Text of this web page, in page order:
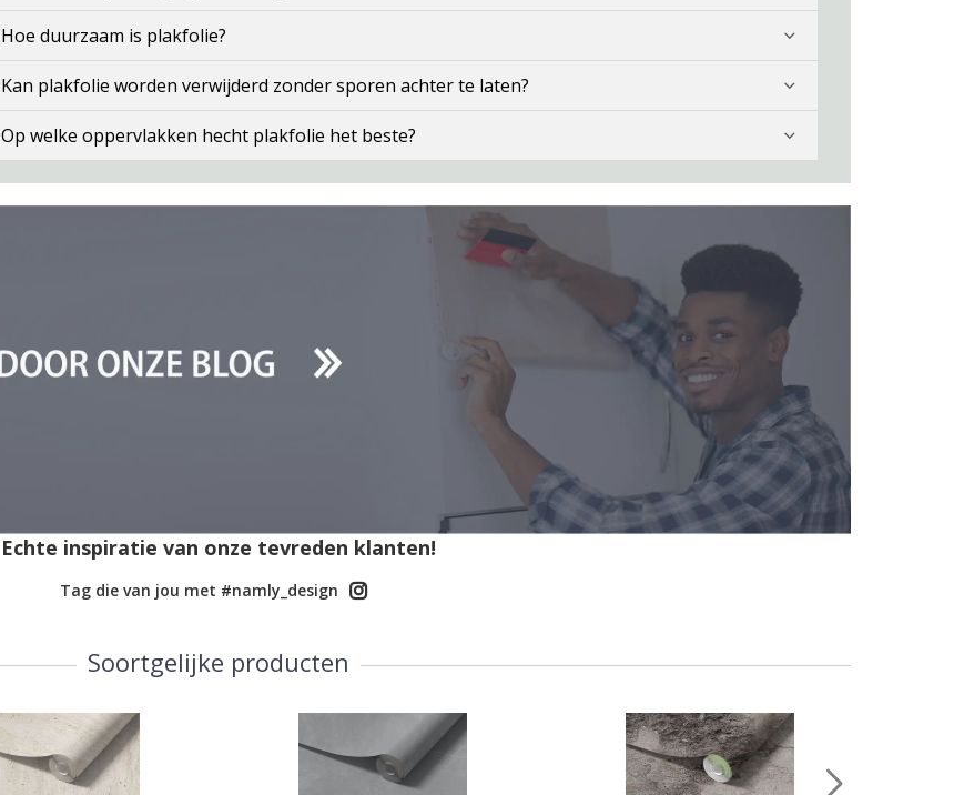
Hoe duurzaam is plakfolie?
Kan plakfolie worden verwijderd zonder sporen achter te laten?
Op welke oppervlakken hecht plakfolie het beste?
Echte inspiratie van onze tevreden klanten!
Tag die van jou met #namly_design
Soortgelijke producten